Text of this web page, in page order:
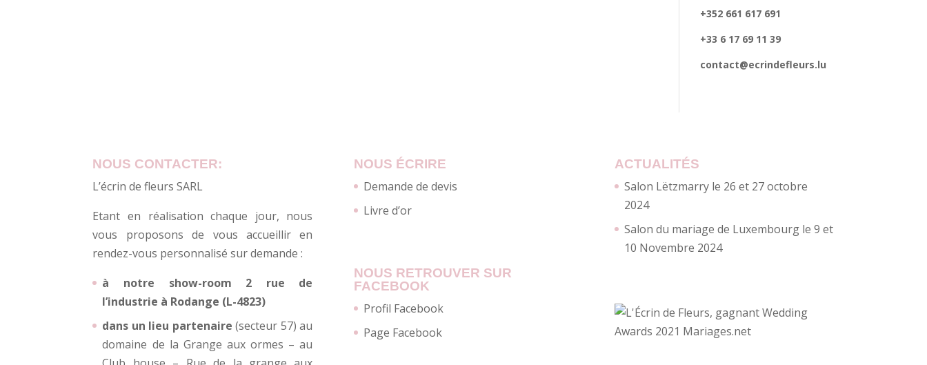
+352 661 617 691
+33 6 17 69 11 39
contact@ecrindefleurs.lu
NOUS CONTACTER:
L’écrin de fleurs SARL
Etant en réalisation chaque jour, nous
vous proposons de vous accueillir en
rendez-vous personnalisé sur demande :
à notre show-room 2 rue de
l’industrie à Rodange (L-4823)
dans un lieu partenaire (secteur 57) au
domaine de la Grange aux ormes – au
NOUS ÉCRIRE
Demande de devis
Livre d’or
NOUS RETROUVER SUR
FACEBOOK
Profil Facebook
Page Facebook
ACTUALITÉS
Salon Lëtzmarry le 26 et 27 octobre
2024
Salon du mariage de Luxembourg le 9 et
10 Novembre 2024